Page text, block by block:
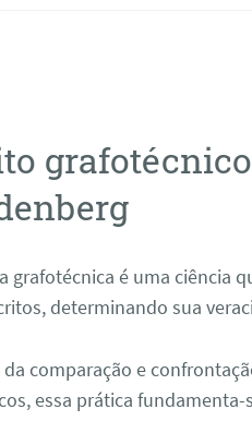
grafotécnica é uma ciência
determinando sua
da comparação e
essa prática